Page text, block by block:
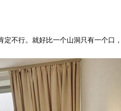
不行。就好比一个山洞只有一个口，